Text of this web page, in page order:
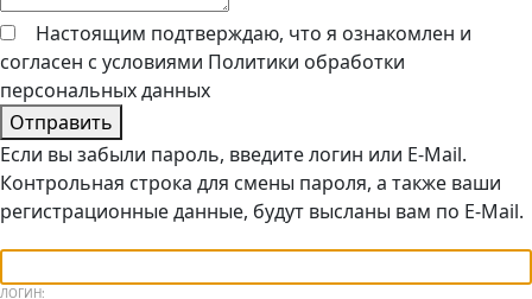
Настоящим подтверждаю, что я ознакомлен и
согласен с условиями Политики обработки
персональных данных
Отправить
Если вы забыли пароль, введите логин или E-Mail.
Контрольная строка для смены пароля, а также ваши
регистрационные данные, будут высланы вам по E-Mail.
ЛОГИН: